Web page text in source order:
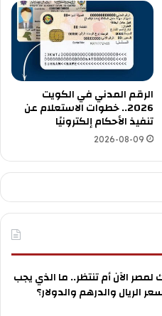
الرقم المدني في الكويت
2026.. خطوات الاستعلام عن
تنفيذ الأحكام إلكترونيًا
2026-08-09
الآن أم تنتظر.. ما الذي يجب
الريال والدرهم والدولار؟